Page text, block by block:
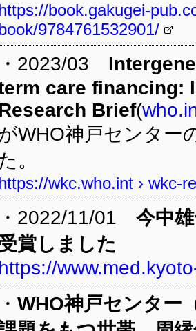
book.gakugei-
9784761532901/
・2023/03
care financing:
Brief(
WHO神戸センター
。
wkc.who.int › wkc-
・2022/11/01 今中
賞しました
https://
・ WHO神戸センター